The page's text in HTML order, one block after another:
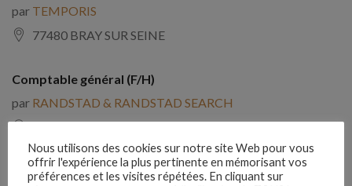
par TEMPORIS
77480 BRAY SUR SEINE
Comptable général (F/H)
par RANDSTAD & RANDSTAD SEARCH
69005 Lyon 5e Arrondissement
Assistant trésorerie (H/F)
Nous utilisons des cookies sur notre site Web pour vous
offrir l'expérience la plus pertinente en mémorisant vos
préférences et les visites répétées. En cliquant sur